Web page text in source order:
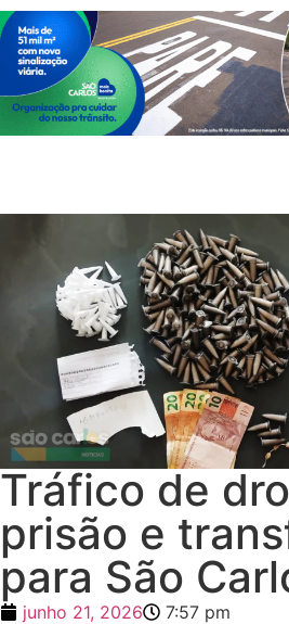
Tráfico de
prisão e
para São
junho 21, 2026 7:57 pm